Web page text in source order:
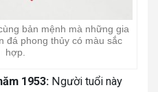
bản mệnh mà những gia
đá phong thủy có màu sắc
hợp.
1953: Người tuổi này